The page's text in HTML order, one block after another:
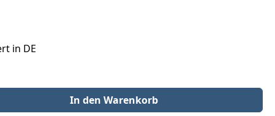
in DE
benutze die Schaltflächen um die Anzahl zu erhöhen oder zu
In den Warenkorb